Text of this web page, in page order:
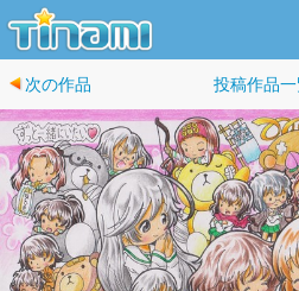
次の作品 投稿作品